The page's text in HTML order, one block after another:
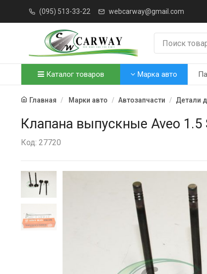
(095) 513-33-22 webcarway@gmail.com
Каталог товаров Марка авто
Главная Марки авто Автозапчасти Детали
Клапана выпускные Aveo 1.5
Код: 27720